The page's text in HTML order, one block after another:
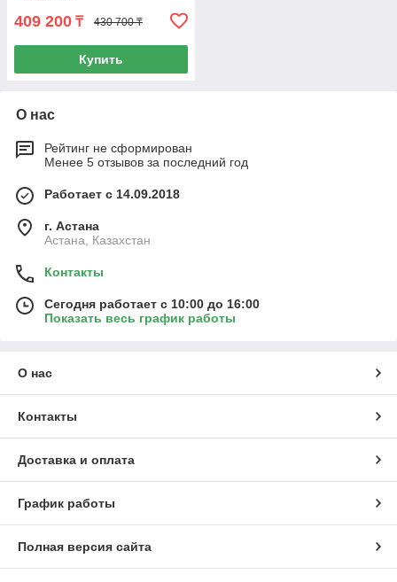
409 200 ₸ 430 700 ₸
Купить
О нас
Рейтинг не сформирован
Менее 5 отзывов за последний год
Работает с 14.09.2018
г. Астана
Астана, Казахстан
Контакты
Сегодня работает с 10:00 до 16:00
Показать весь график работы
О нас
Контакты
Доставка и оплата
График работы
Полная версия сайта